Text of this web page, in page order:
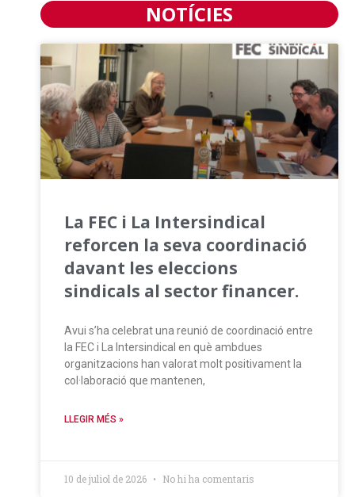
NOTÍCIES
La FEC i La Intersindical
reforcen la seva coordinació
davant les eleccions
sindicals al sector financer.
Avui s’ha celebrat una reunió de coordinació entre
la FEC i La Intersindical en què ambdues
organitzacions han valorat molt positivament la
col·laboració que mantenen,
LLEGIR MÉS »
10 de juliol de 2026 No hi ha comentaris